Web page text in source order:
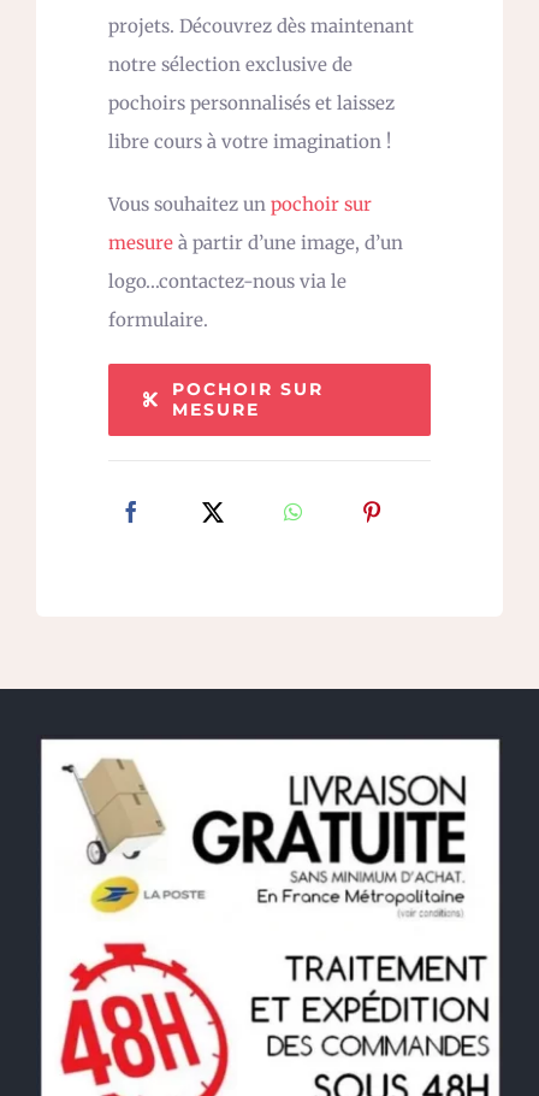
projets. Découvrez dès maintenant
notre sélection exclusive de
pochoirs personnalisés et laissez
libre cours à votre imagination !
Vous souhaitez un pochoir sur
mesure à partir d’une image, d’un
logo…contactez-nous via le
formulaire.
POCHOIR SUR
MESURE